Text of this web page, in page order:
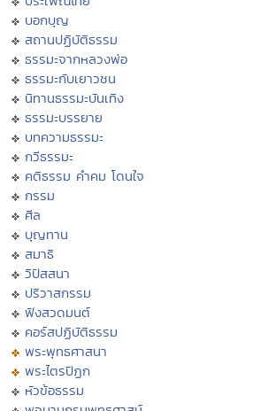
บอกบุญ
สถานปฏิบัติธรรม
ธรรมะจากหลวงพ่อ
ธรรมะกับเยาวชน
นิทานธรรมะบันเทิง
ธรรมะบรรยาย
บทความธรรมะ
กวีธรรมะ
คติธรรม คำคม โดนใจ
กรรม
ศีล
บุญทาน
สมาธิ
วิปัสสนา
ปริวาสกรรม
ฟังสวดมนต์
คอร์สปฏิบัติธรรม
พระพุทธศาสนา
พระไตรปิฏก
หัวข้อธรรม